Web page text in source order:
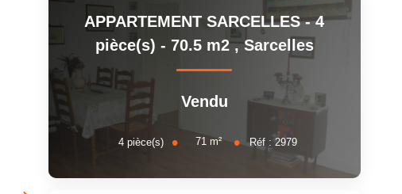
APPARTEMENT SARCELLES - 4
pièce(s) - 70.5 m2,Sarcelles
Vendu
4 pièce(s) 71 m² Réf : 2979